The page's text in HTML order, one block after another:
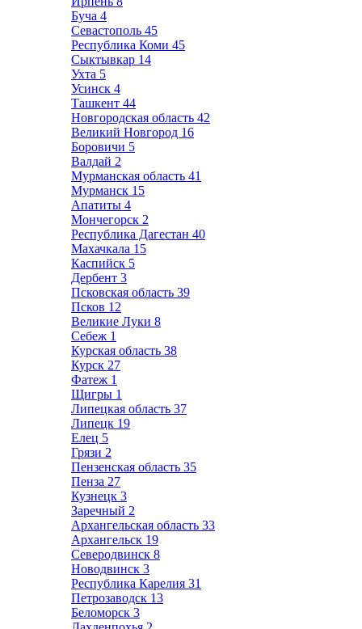
Буча 4
Севастополь 45
Республика Коми 45
Сыктывкар 14
Ухта 5
Усинск 4
Ташкент 44
Новгородская область 42
Великий Новгород 16
Боровичи 5
Валдай 2
Мурманская область 41
Мурманск 15
Апатиты 4
Мончегорск 2
Республика Дагестан 40
Махачкала 15
Каспийск 5
Дербент 3
Псковская область 39
Псков 12
Великие Луки 8
Себеж 1
Курская область 38
Курск 27
Фатеж 1
Щигры 1
Липецкая область 37
Липецк 19
Елец 5
Грязи 2
Пензенская область 35
Пенза 27
Кузнецк 3
Заречный 2
Архангельская область 33
Архангельск 19
Северодвинск 8
Новодвинск 3
Республика Карелия 31
Петрозаводск 13
Беломорск 3